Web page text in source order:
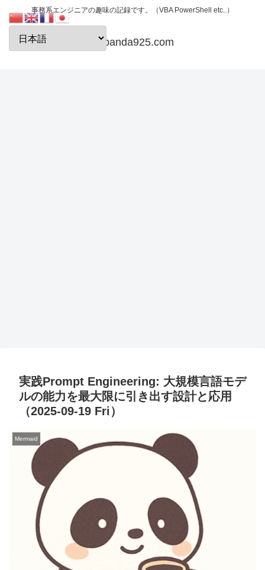
事務系エンジニアの趣味の記録です。（VBA PowerShell etc..）
papanda925.com
実践Prompt Engineering: 大規模言語モデ
ルの能力を最大限に引き出す設計と応用
（2025-09-19 Fri）
Mermaid